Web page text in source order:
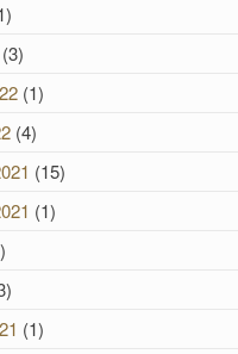
(3)
(1)
(4)
(15)
(1)
(1)